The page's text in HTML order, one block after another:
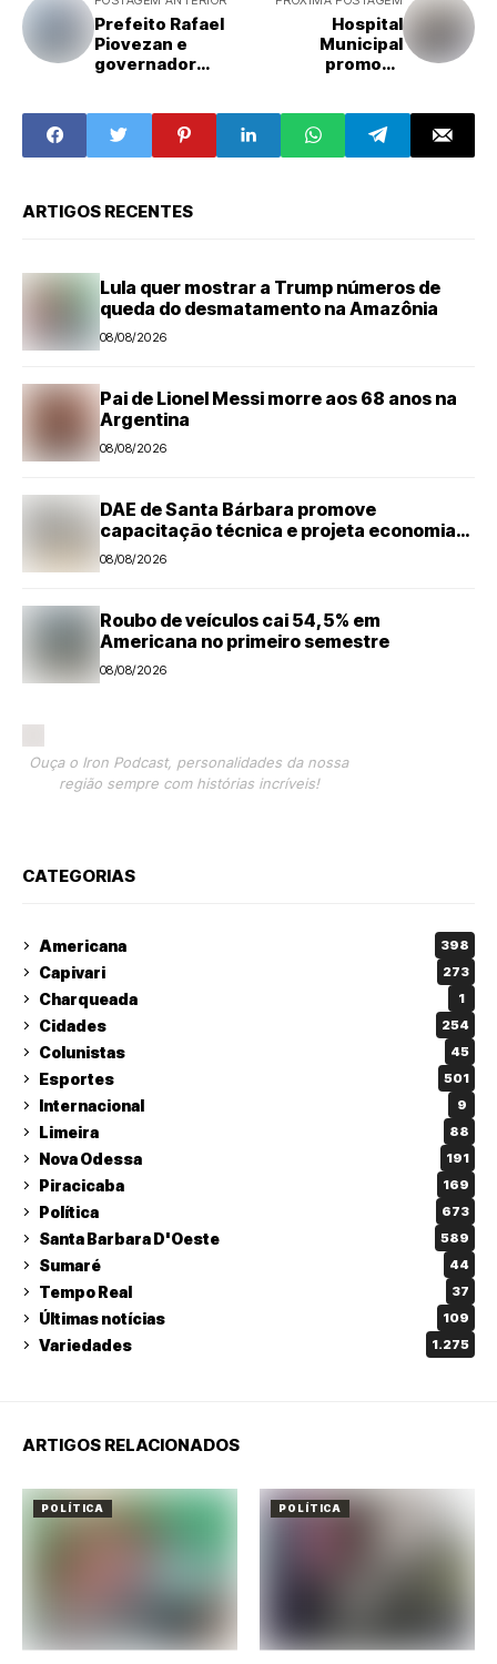
Prefeito Rafael
Piovezan e
governador
inauguram o
Cidade Saúde
nesta quarta-
Hospital
Municipal
promove
de urgência e
emergência
ARTIGOS RECENTES
Lula quer mostrar a Trump números de
queda do desmatamento na Amazônia
08/08/2026
Pai de Lionel Messi morre aos 68 anos na
Argentina
08/08/2026
DAE de Santa Bárbara promove
capacitação técnica e projeta economia
anual de mais de R$ 300 mil com eficiência
08/08/2026
Roubo de veículos cai 54,5% em
Americana no primeiro semestre
08/08/2026
Ouça o Iron Podcast, personalidades da nossa
região sempre com histórias incríveis!
CATEGORIAS
Americana 398
Capivari 273
Charqueada 1
Cidades 254
Colunistas 45
Esportes 501
Internacional 9
Limeira 88
Nova Odessa 191
Piracicaba 169
Política 673
Santa Barbara D'Oeste 589
Sumaré 44
Tempo Real 37
Últimas notícias 109
Variedades 1.275
ARTIGOS RELACIONADOS
POLÍTICA POLÍTICA